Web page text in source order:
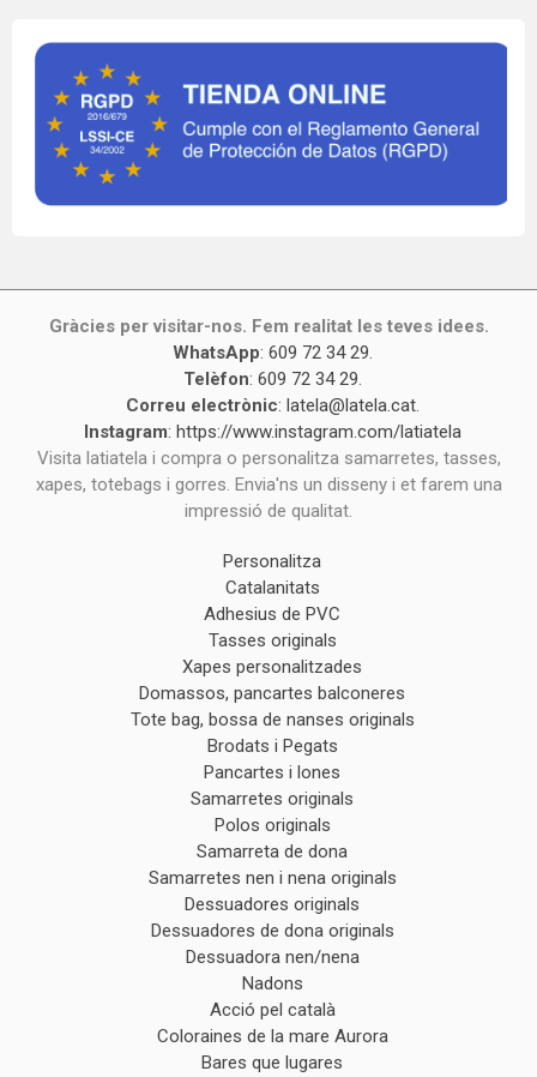
Gràcies per visitar-nos. Fem realitat les teves idees.
WhatsApp: 609 72 34 29.
Telèfon: 609 72 34 29.
Correu electrònic: latela@latela.cat.
Instagram: https://www.instagram.com/latiatela
Visita latiatela i compra o personalitza samarretes, tasses,
xapes, totebags i gorres. Envia'ns un disseny i et farem una
impressió de qualitat.
Personalitza
Catalanitats
Adhesius de PVC
Tasses originals
Xapes personalitzades
Domassos, pancartes balconeres
Tote bag, bossa de nanses originals
Brodats i Pegats
Pancartes i lones
Samarretes originals
Polos originals
Samarreta de dona
Samarretes nen i nena originals
Dessuadores originals
Dessuadores de dona originals
Dessuadora nen/nena
Nadons
Acció pel català
Coloraines de la mare Aurora
Bares que lugares